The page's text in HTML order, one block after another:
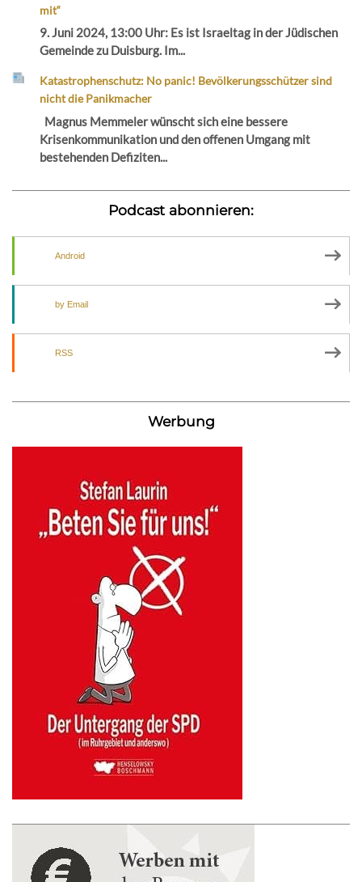
mit“
9. Juni 2024, 13:00 Uhr: Es ist Israeltag in der Jüdischen
Gemeinde zu Duisburg. Im...
Katastrophenschutz: No panic! Bevölkerungsschützer sind
nicht die Panikmacher
Magnus Memmeler wünscht sich eine bessere
Krisenkommunikation und den offenen Umgang mit
bestehenden Defiziten...
Podcast abonnieren:
Android
by Email
RSS
Werbung